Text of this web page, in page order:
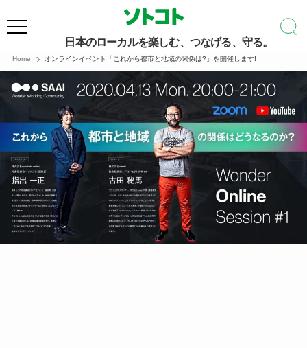
日本のローカルを楽しむ、つなげる、守る。
Home オンラインイベント「これから都市と地域の関係は?」を開催します!